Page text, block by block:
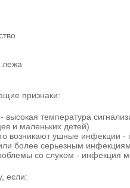
лежа
признаки:
температура
и маленьких детей)
возникают ушные инфекции
более серьезным
со слухом - инфекция
если: